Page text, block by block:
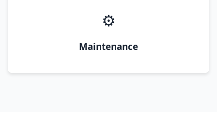
⚙️
Maintenance